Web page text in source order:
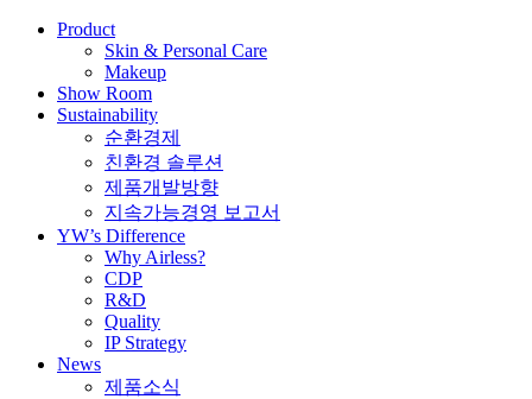
Product
Skin & Personal Care
Makeup
Show Room
Sustainability
순환경제
친환경 솔루션
제품개발방향
지속가능경영 보고서
YW’s Difference
Why Airless?
CDP
R&D
Quality
IP Strategy
News
제품소식